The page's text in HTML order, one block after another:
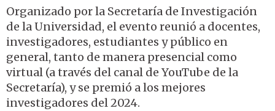
Organizado por la Secretaría de Investigación
de la Universidad, el evento reunió a docentes,
investigadores, estudiantes y público en
general, tanto de manera presencial como
virtual (a través del canal de YouTube de la
Secretaría), y se premió a los mejores
investigadores del 2024.